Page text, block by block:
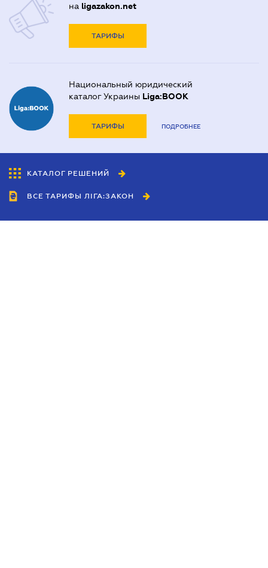
на ligazakon.net
ТАРИФЫ
Национальный юридический
каталог Украины Liga:BOOK
ТАРИФЫ ПОДРОБНЕЕ
КАТАЛОГ РЕШЕНИЙ
ВСЕ ТАРИФЫ ЛІГА:ЗАКОН